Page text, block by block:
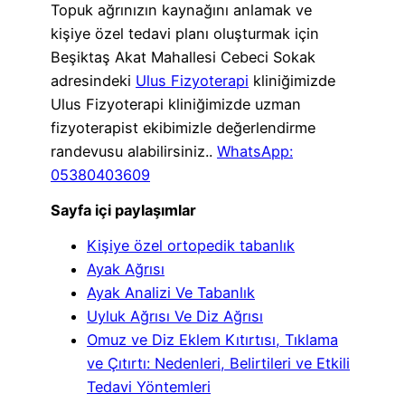
Topuk ağrınızın kaynağını anlamak ve
kişiye özel tedavi planı oluşturmak için
Beşiktaş Akat Mahallesi Cebeci Sokak
adresindeki Ulus Fizyoterapi kliniğimizde
Ulus Fizyoterapi kliniğimizde uzman
fizyoterapist ekibimizle değerlendirme
randevusu alabilirsiniz.. WhatsApp:
05380403609
Sayfa içi paylaşımlar
Kişiye özel ortopedik tabanlık
Ayak Ağrısı
Ayak Analizi Ve Tabanlık
Uyluk Ağrısı Ve Diz Ağrısı
Omuz ve Diz Eklem Kıtırtısı, Tıklama
ve Çıtırtı: Nedenleri, Belirtileri ve Etkili
Tedavi Yöntemleri